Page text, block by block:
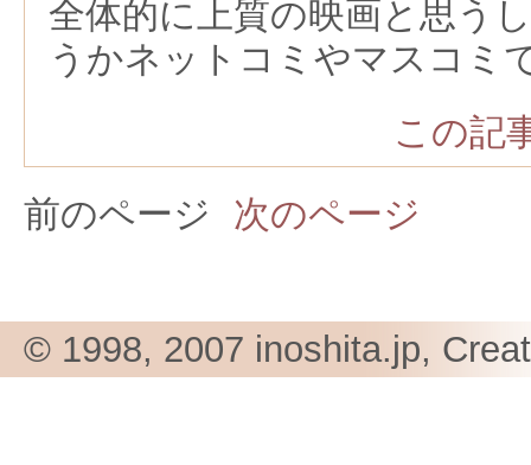
全体的に上質の映画と思う
うかネットコミやマスコミ
この記
前のページ
次のページ
© 1998, 2007 inoshita.jp,